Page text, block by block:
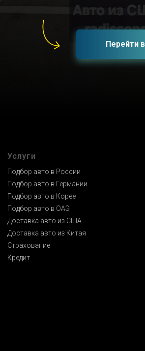
Перейти
Услуги
Подбор авто в России
Подбор авто в Германии
Подбор авто в Корее
Подбор авто в ОАЭ
Доставка авто из США
Доставка авто из Китая
Страхование
Кредит